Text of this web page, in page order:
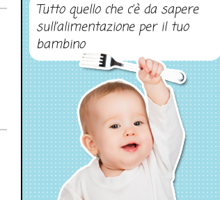
Tutto quello che c’è da sapere
sull’alimentazione per il tuo
bambino